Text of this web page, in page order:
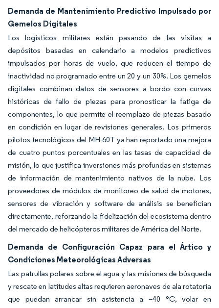
Demanda de Mantenimiento Predictivo Impulsado por
Gemelos Digitales
Los logísticos militares están pasando de las visitas a
depósitos basadas en calendario a modelos predictivos
impulsados por horas de vuelo, que reducen el tiempo de
inactividad no programado entre un 20 y un 30%. Los gemelos
digitales combinan datos de sensores a bordo con curvas
históricas de fallo de piezas para pronosticar la fatiga de
componentes, lo que permite el reemplazo de piezas basado
en condición en lugar de revisiones generales. Los primeros
pilotos tecnológicos del MH-60T ya han reportado una mejora
de cuatro puntos porcentuales en las tasas de capacidad de
misión, lo que justifica inversiones más profundas en sistemas
de información de mantenimiento nativos de la nube. Los
proveedores de módulos de monitoreo de salud de motores,
sensores de vibración y software de análisis se benefician
directamente, reforzando la fidelización del ecosistema dentro
del mercado de helicópteros militares de América del Norte.
Demanda de Configuración Capaz para el Ártico y
Condiciones Meteorológicas Adversas
Las patrullas polares sobre el agua y las misiones de búsqueda
y rescate en latitudes altas requieren aeronaves de ala rotatoria
que puedan arrancar sin asistencia a –40 °C, volar en